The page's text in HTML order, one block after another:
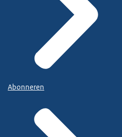
Abonneren